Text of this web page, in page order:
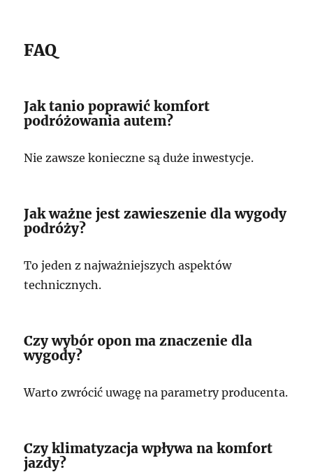
FAQ
Jak tanio poprawić komfort
podróżowania autem?
Nie zawsze konieczne są duże inwestycje.
Jak ważne jest zawieszenie dla wygody
podróży?
To jeden z najważniejszych aspektów
technicznych.
Czy wybór opon ma znaczenie dla
wygody?
Warto zwrócić uwagę na parametry producenta.
Czy klimatyzacja wpływa na komfort
jazdy?